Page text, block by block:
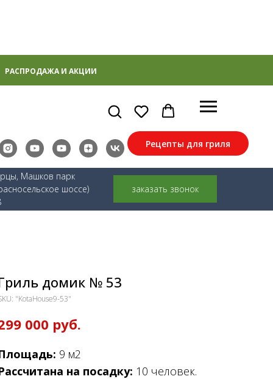
РАСПРОДАЖА И АКЦИИ
Рецепты для гриля
Машков парк
шоссе)
заказать звонок
домик № 53
"KotaHouse9-53"
000 руб.
9 м2
на посадку: 10 человек.